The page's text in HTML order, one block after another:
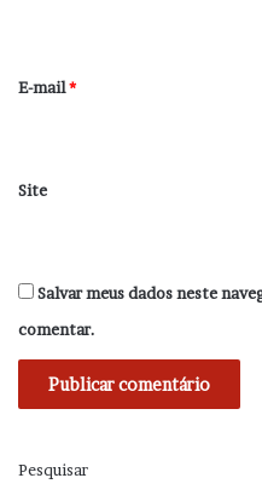
*
E-mail*
Site
Salvar meus dados neste
comentar.
Pesquisar